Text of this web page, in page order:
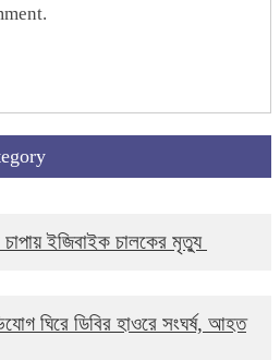
ইজিবাইক চালকের মৃত্যু
ঘিরে ডিবির হাওরে সংঘর্ষ, আহত